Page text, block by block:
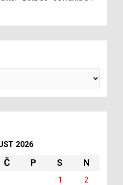
2026
Č P S N
1
2